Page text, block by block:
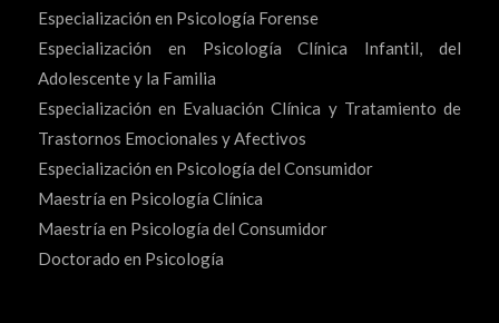
Especialización en Psicología Forense
Especialización en Psicología Clínica Infantil, del
Adolescente y la Familia
Especialización en Evaluación Clínica y Tratamiento de
Trastornos Emocionales y Afectivos
Especialización en Psicología del Consumidor
Maestría en Psicología Clínica
Maestría en Psicología del Consumidor
Doctorado en Psicología